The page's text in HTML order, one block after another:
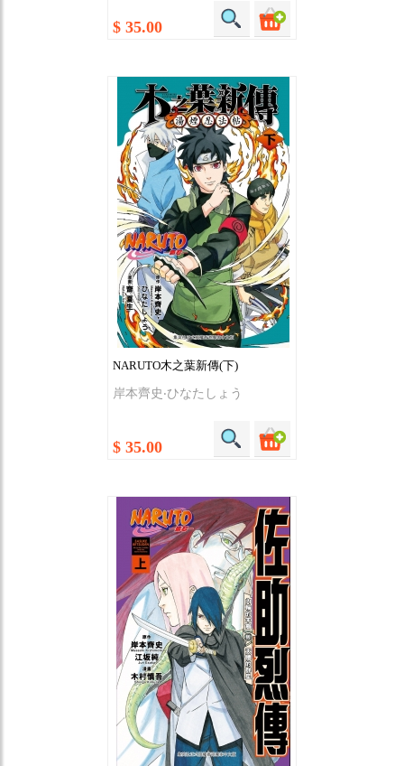
$ 35.00
NARUTO木之葉新傳(下)
岸本齊史‧ひなたしょう
$ 35.00